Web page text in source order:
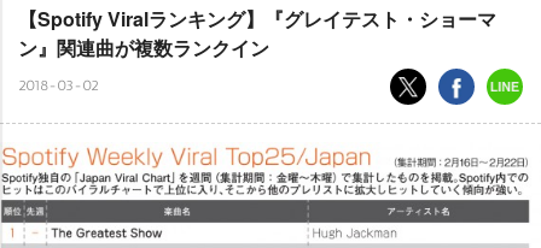
【Spotify Viralランキング】『グレイテスト・ショーマ
ン』関連曲が複数ランクイン
2018-03-02